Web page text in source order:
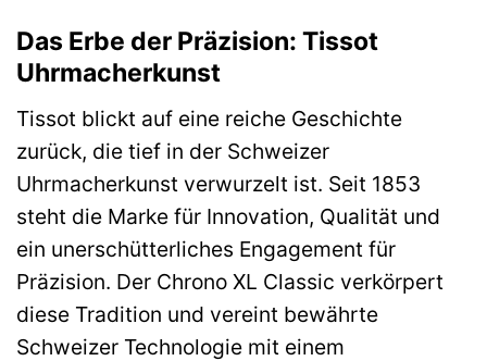
Das Erbe der Präzision: Tissot
Uhrmacherkunst
Tissot blickt auf eine reiche Geschichte
zurück, die tief in der Schweizer
Uhrmacherkunst verwurzelt ist. Seit 1853
steht die Marke für Innovation, Qualität und
ein unerschütterliches Engagement für
Präzision. Der Chrono XL Classic verkörpert
diese Tradition und vereint bewährte
Schweizer Technologie mit einem